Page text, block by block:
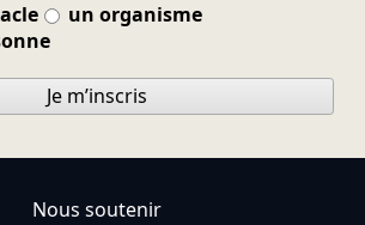
un organisme
Je m’inscris
Nous soutenir